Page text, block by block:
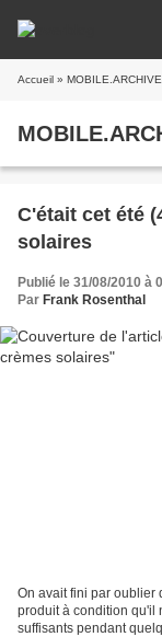
Accueil »
C'était cet été
solaires
Publié le 31/08/2010 à
Par Frank Rosenthal
On avait fini par oublier
produit à condition qu'il
suffisants pendant